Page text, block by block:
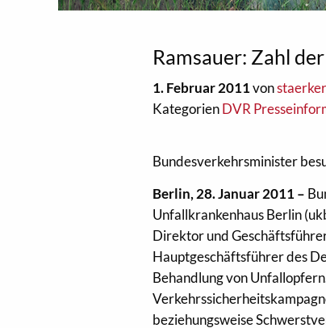
Ramsauer: Zahl
1. Februar 2011von
KategorienDVR
Bundesverkehrsminister
Berlin, 28. Januar 2011 –
Unfallkrankenhaus Berlin
Direktor und
Hauptgeschäftsführer des
Behandlung von
beziehungsweise